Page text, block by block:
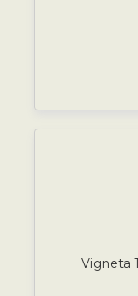
Vigneta